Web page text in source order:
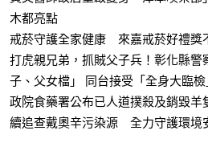
木都亮點
戒菸守護全家健康 來嘉戒菸好禮獎
打虎親兄弟，抓賊父子兵！彰化縣警
子、父女檔」 同台接受「全身大臨
政院食藥署公布已人道撲殺及銷毀
續追查戴奧辛污染源 全力守護環境